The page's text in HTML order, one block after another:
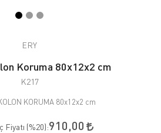
ERY
Koruma 80x12x2 cm
K217
KORUMA 80x12x2 cm
Fiyatı (%20):910,00